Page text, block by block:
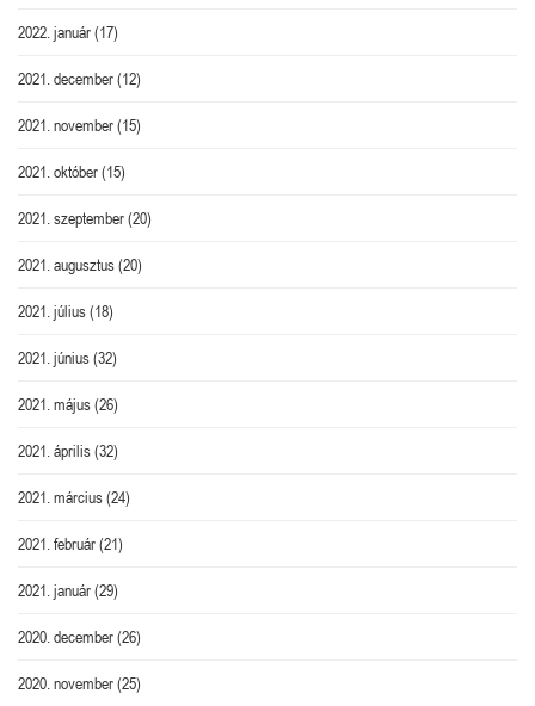
2022. január(17)
2021. december(12)
2021. november(15)
2021. október(15)
2021. szeptember(20)
2021. augusztus(20)
2021. július(18)
2021. június(32)
2021. május(26)
2021. április(32)
2021. március(24)
2021. február(21)
2021. január(29)
2020. december(26)
2020. november(25)